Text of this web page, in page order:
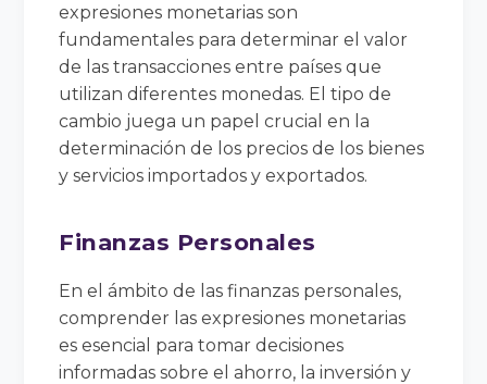
expresiones monetarias son
fundamentales para determinar el valor
de las transacciones entre países que
utilizan diferentes monedas. El tipo de
cambio juega un papel crucial en la
determinación de los precios de los bienes
y servicios importados y exportados.
Finanzas Personales
En el ámbito de las finanzas personales,
comprender las expresiones monetarias
es esencial para tomar decisiones
informadas sobre el ahorro, la inversión y